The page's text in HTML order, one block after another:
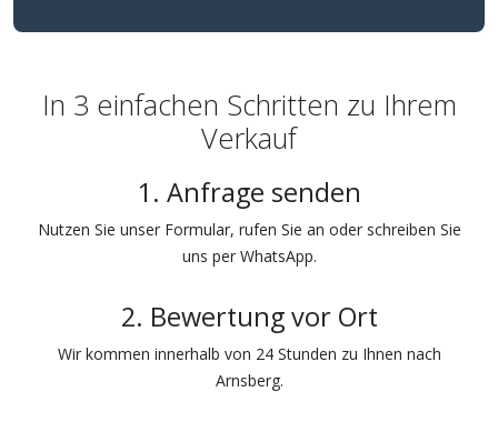
In 3 einfachen Schritten zu Ihrem
Verkauf
1. Anfrage senden
Nutzen Sie unser Formular, rufen Sie an oder schreiben Sie
uns per WhatsApp.
2. Bewertung vor Ort
Wir kommen innerhalb von 24 Stunden zu Ihnen nach
Arnsberg.